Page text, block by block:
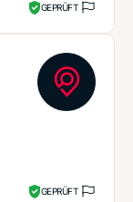
GEPRÜFT
GEPRÜFT